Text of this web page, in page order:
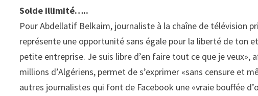
Solde illimité…..
Pour Abdellatif Belkaim, journaliste à la chaîne de télévision
représente une opportunité sans égale pour la liberté de ton
petite entreprise. Je suis libre d’en faire tout ce que je
millions d’Algériens, permet de s’exprimer «sans censure et
autres journalistes qui font de Facebook une «vraie bouffée